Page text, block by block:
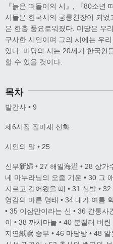
『늙은 떠돌이의 시』, 『80소년
시들은 한국시의 궁륭천장이 되
은 한층 풍요로워졌다. 미당은 우
구사한 시인이며 그의 시에는 우
있다. 미당의 시는 20세기 한국인
할 수 있을 것이다.
목차
발간사 • 9
제6시집 질마재 신화
시인의 말 • 25
신부新婦 • 27 해일海溢 • 28 상
네 마누라님의 오줌 기운 • 30 그
지르고 걸어왔을 때 • 31 신발 •
영감의 마른 명태 • 34 내가 여름
• 35 이삼만이라는 신 • 36 간통
이 • 38 까치마늘 • 40 분질러 버
지연紙鳶 승부 • 46 마당방 • 48